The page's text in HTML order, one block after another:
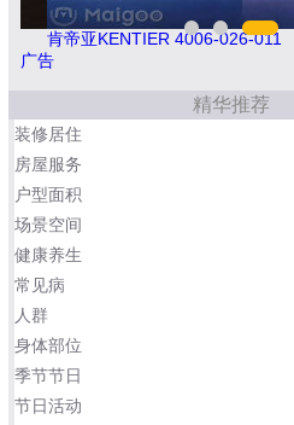
今顶KIND 400-826-5225
广告
精华推荐
装修居住
房屋服务
户型面积
场景空间
健康养生
常见病
人群
身体部位
季节节日
节日活动